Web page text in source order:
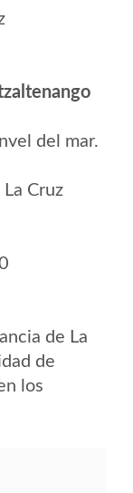
del mar.
Cruz
de La
de
los